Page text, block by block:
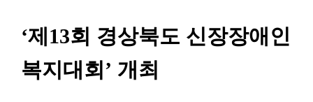
‘제13회 경상북도 신장장애인
복지대회’ 개최